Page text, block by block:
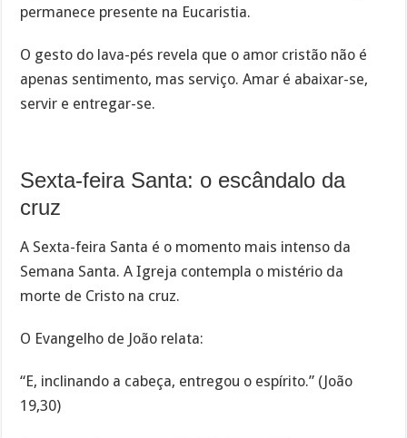
permanece presente na Eucaristia.
O gesto do lava-pés revela que o amor cristão não é
apenas sentimento, mas serviço. Amar é abaixar-se,
servir e entregar-se.
Sexta-feira Santa: o escândalo da
cruz
A Sexta-feira Santa é o momento mais intenso da
Semana Santa. A Igreja contempla o mistério da
morte de Cristo na cruz.
O Evangelho de João relata:
“E, inclinando a cabeça, entregou o espírito.” (João
19,30)